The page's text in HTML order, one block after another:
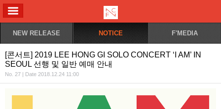
NEW RELEASE NOTICE F'MEDIA
[콘서트] 2019 LEE HONG GI SOLO CONCERT ‘I AM’ IN
SEOUL 선행 및 일반 예매 안내
No. 27 | Date 2018.12.24 11:00